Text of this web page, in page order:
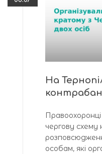
На
чергову
особам, які